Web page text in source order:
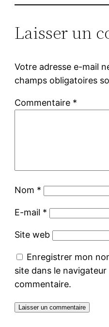
Laisser un
Votre adresse e-mail
champs obligatoires
Commentaire *
Nom *
E-mail *
Site web
Enregistrer mon
site dans le
commentaire.